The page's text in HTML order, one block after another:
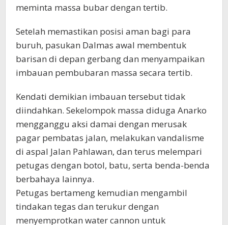
meminta massa bubar dengan tertib.
Setelah memastikan posisi aman bagi para
buruh, pasukan Dalmas awal membentuk
barisan di depan gerbang dan menyampaikan
imbauan pembubaran massa secara tertib.
Kendati demikian imbauan tersebut tidak
diindahkan. Sekelompok massa diduga Anarko
mengganggu aksi damai dengan merusak
pagar pembatas jalan, melakukan vandalisme
di aspal Jalan Pahlawan, dan terus melempari
petugas dengan botol, batu, serta benda-benda
berbahaya lainnya.
Petugas bertameng kemudian mengambil
tindakan tegas dan terukur dengan
menyemprotkan water cannon untuk